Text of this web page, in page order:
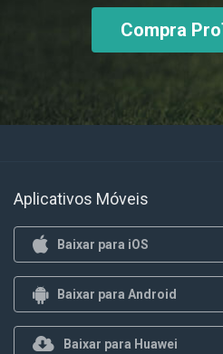
Compra
Aplicativos Móveis
Baixar para iOS
Baixar para Android
Baixar para Huawei